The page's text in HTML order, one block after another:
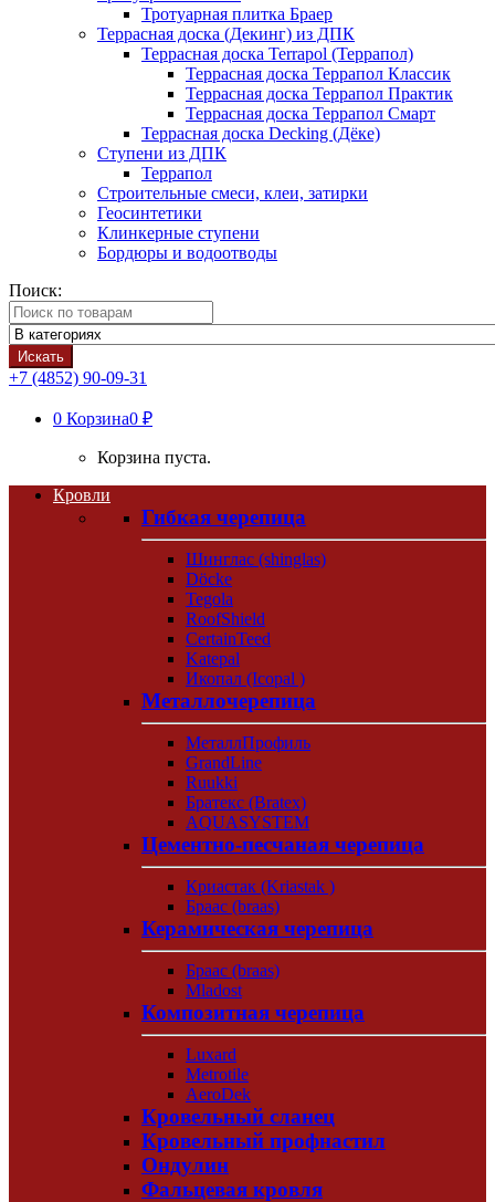
Тротуарная плитка Браер
Террасная доска (Декинг) из ДПК
Террасная доска Terrapol (Террапол)
Террасная доска Террапол Классик
Террасная доска Террапол Практик
Террасная доска Террапол Смарт
Террасная доска Decking (Дёке)
Ступени из ДПК
Террапол
Строительные смеси, клеи, затирки
Геосинтетики
Клинкерные ступени
Бордюры и водоотводы
Поиск:
Искать
+7 (4852) 90-09-31
0 Корзина0 ₽
Корзина пуста.
Кровли
Гибкая черепица
Шинглас (shinglas)
Döcke
Tegola
RoofShield
CertainTeed
Katepal
Икопал (Icopal )
Металлочерепица
МеталлПрофиль
GrandLine
Ruukki
Братекс (Bratex)
AQUASYSTEM
Цементно-песчаная черепица
Криастак (Kriastak )
Браас (braas)
Керамическая черепица
Браас (braas)
Mladost
Композитная черепица
Luxard
Metrotile
AeroDek
Кровельный сланец
Кровельный профнастил
Ондулин
Фальцевая кровля